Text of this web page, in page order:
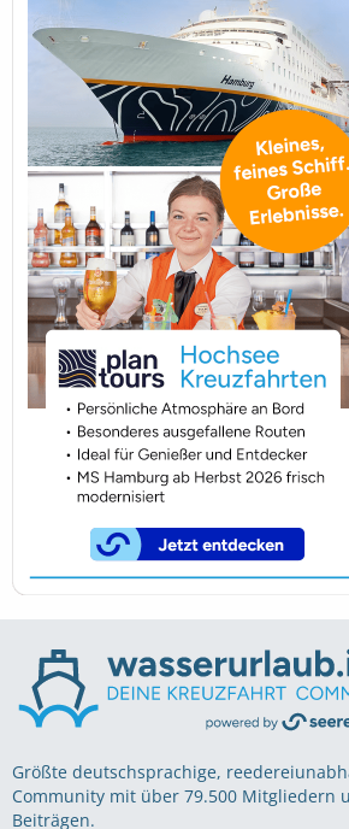
Größte deutschsprachige,
Community mit über 79.500 Mitgliedern
Beiträgen.